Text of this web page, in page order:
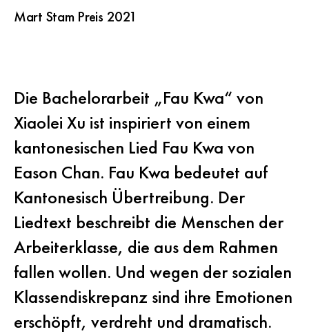
Mart Stam Preis 2021
Die Bachelorarbeit „Fau Kwa“ von
Xiaolei Xu ist inspiriert von einem
kantonesischen Lied Fau Kwa von
Eason Chan. Fau Kwa bedeutet auf
Kantonesisch Übertreibung. Der
Liedtext beschreibt die Menschen der
Arbeiterklasse, die aus dem Rahmen
fallen wollen. Und wegen der sozialen
Klassendiskrepanz sind ihre Emotionen
erschöpft, verdreht und dramatisch.